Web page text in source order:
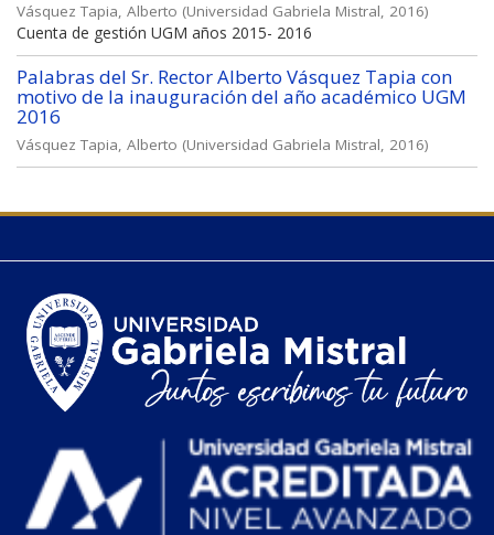
Vásquez Tapia, Alberto (Universidad Gabriela Mistral, 2016)
Cuenta de gestión UGM años 2015- 2016
Palabras del Sr. Rector Alberto Vásquez Tapia con
motivo de la inauguración del año académico UGM
2016
Vásquez Tapia, Alberto (Universidad Gabriela Mistral, 2016)